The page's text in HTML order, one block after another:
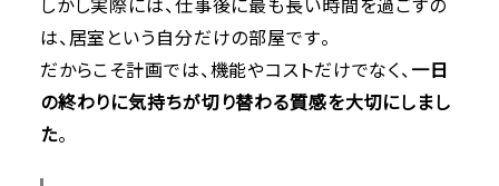
しかし実際には、仕事後に最も長い時間を過ごすの
は、居室という自分だけの部屋です。
だからこそ計画では、機能やコストだけでなく、 一日
の終わりに気持ちが切り替わる質感を大切にしまし
た。